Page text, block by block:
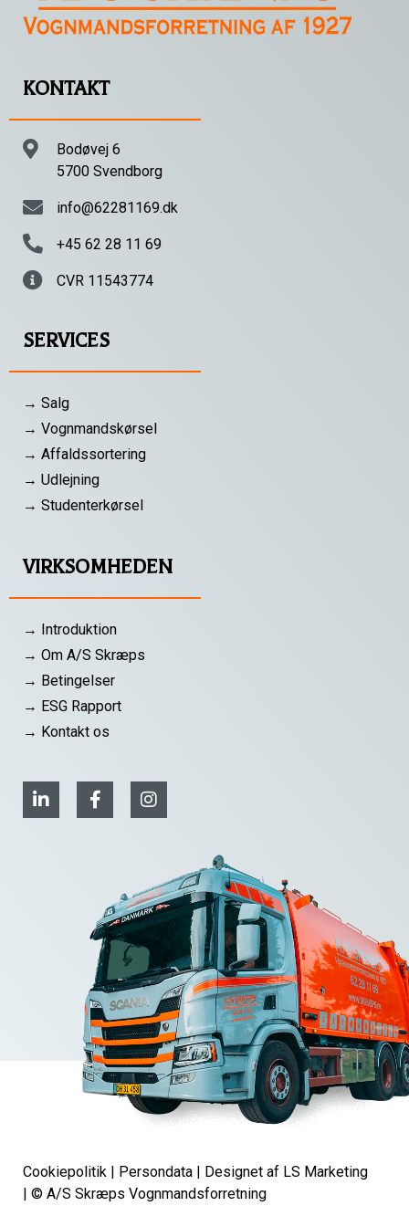
KONTAKT
Bodøvej 6
5700 Svendborg
info@62281169.dk
+45 62 28 11 69
CVR 11543774
SERVICES
→ Salg
→ Vognmandskørsel
→ Affaldssortering
→ Udlejning
→ Studenterkørsel
VIRKSOMHEDEN
→ Introduktion
→ Om A/S Skræps
→ Betingelser
→ ESG Rapport
→ Kontakt os
Cookiepolitik | Persondata | Designet af LS Marketing
| © A/S Skræps Vognmandsforretning